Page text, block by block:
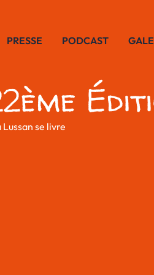
PRESSE PODCAST
se livre